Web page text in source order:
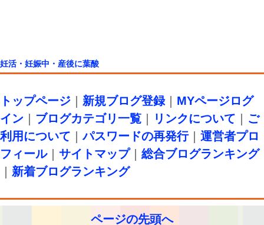
妊活・妊娠中・産後に葉酸
トップページ 新規ブログ登録｜ MYページログ
イン
ブログカテゴリ一覧 リンクについて
ご
利用について ｜パスワードの再発行｜ 運営者プロ
フィール｜ サイトマップ｜ 総合ブログランキング
新着ブログランキング
ページの先頭へ